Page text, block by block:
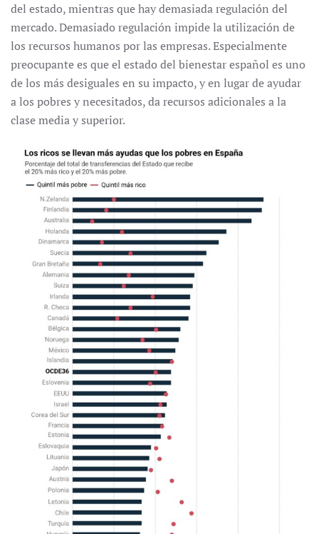
del estado, mientras que hay demasiada regulación del
mercado. Demasiado regulación impide la utilización de
los recursos humanos por las empresas. Especialmente
preocupante es que el estado del bienestar español es uno
de los más desiguales en su impacto, y en lugar de ayudar
a los pobres y necesitados, da recursos adicionales a la
clase media y superior.